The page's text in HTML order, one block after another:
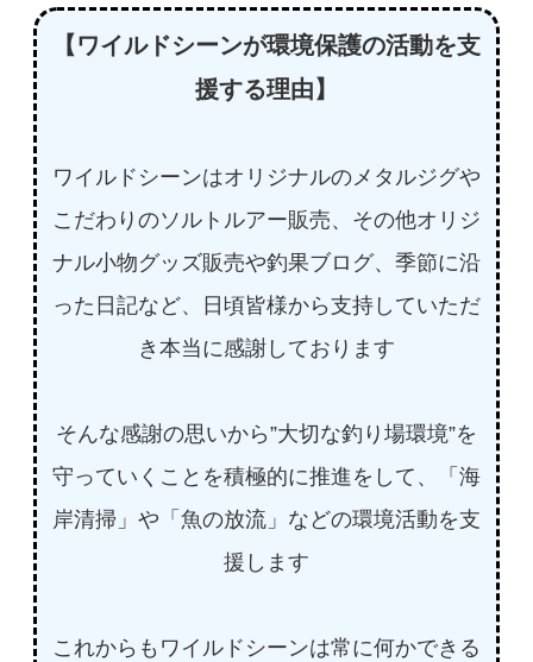
【ワイルドシーンが環境保護の活動を支
援する理由】
ワイルドシーンはオリジナルのメタルジグや
こだわりのソルトルアー販売、その他オリジ
ナル小物グッズ販売や釣果ブログ、季節に沿
った日記など、日頃皆様から支持していただ
き本当に感謝しております
そんな感謝の思いから”大切な釣り場環境”を
守っていくことを積極的に推進をして、「海
岸清掃」や「魚の放流」などの環境活動を支
援します
これからもワイルドシーンは常に何かできる